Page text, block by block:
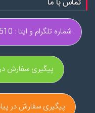
شماره تلگرام و ایتا : 09038971510
پیگیری سفارش در
پیگیری سفارش در